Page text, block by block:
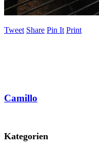
Tweet Share Pin It Print
Camillo
Kategorien